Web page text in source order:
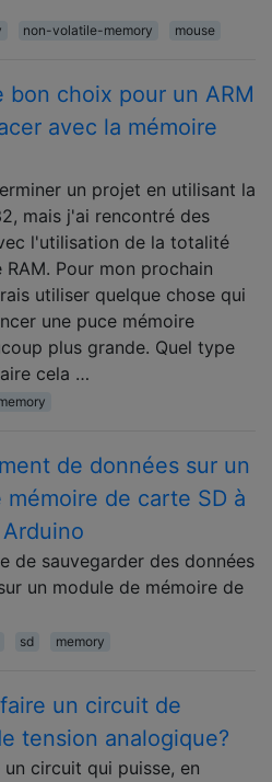
non-volatile-memory mouse
bon choix pour un ARM
avec la mémoire
un projet en utilisant la
mais j'ai rencontré des
l'utilisation de la totalité
RAM. Pour mon prochain
utiliser quelque chose qui
une puce mémoire
plus grande. Quel type
cela …
de données sur un
mémoire de carte SD à
de sauvegarder des données
un module de mémoire de
sd memory
un circuit de
tension analogique?
circuit qui puisse, en